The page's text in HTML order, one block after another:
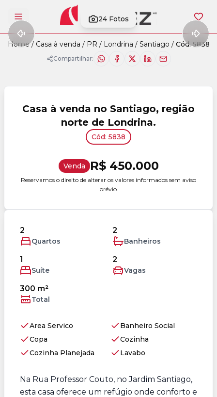
Abrir menu 24 Fotos
Home / Casa à venda / PR / Londrina / Santiago / Cód. 5838
Compartilhar:
Casa à venda no Santiago, região
norte de Londrina.
Cód: 5838
Venda R$ 450.000
Reservamos o direito de alterar os valores informados sem aviso
prévio.
2
Quartos
2
Banheiros
1
Suíte
2
Vagas
300 m²
Total
Area Servico
Banheiro Social
Copa
Cozinha
Cozinha Planejada
Lavabo
Na Rua Professor Couto, no Jardim Santiago,
esta casa oferece um refúgio onde conforto e